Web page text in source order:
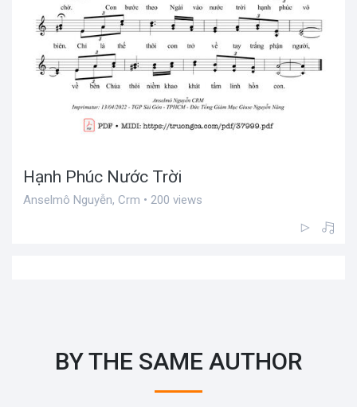
Hạnh Phúc Nước Trời
Anselmô Nguyễn, Crm • 200 views
BY THE SAME AUTHOR